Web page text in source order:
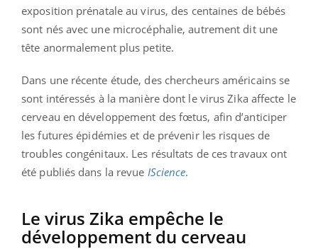
exposition prénatale au virus, des centaines de bébés
sont nés avec une microcéphalie, autrement dit une
tête anormalement plus petite.
Dans une récente étude, des chercheurs américains se
sont intéressés à la manière dont le virus Zika affecte le
cerveau en développement des fœtus, afin d’anticiper
les futures épidémies et de prévenir les risques de
troubles congénitaux. Les résultats de ces travaux ont
été publiés dans la revue IScience.
Le virus Zika empêche le
développement du cerveau